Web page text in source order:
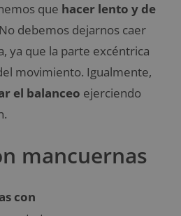
que hacer lento y de
debemos dejarnos caer
ya que la parte excéntrica
movimiento. Igualmente,
el balanceo ejerciendo
mancuernas
con